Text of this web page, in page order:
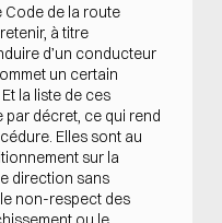
Code de la route
à titre
d’un conducteur
un certain
la liste de ces
par décret, ce qui rend
Elles sont au
sur la
direction sans
non-respect des